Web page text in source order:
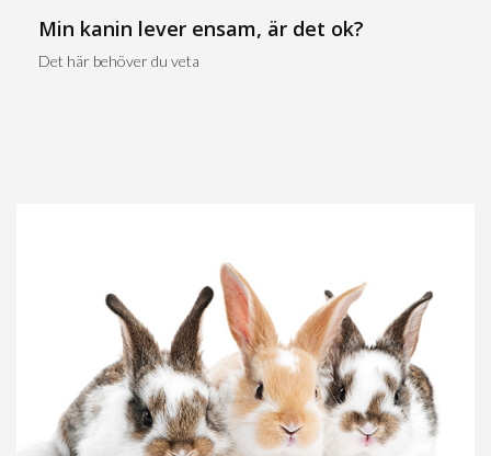
Min kanin lever ensam, är det ok?
Det här behöver du veta